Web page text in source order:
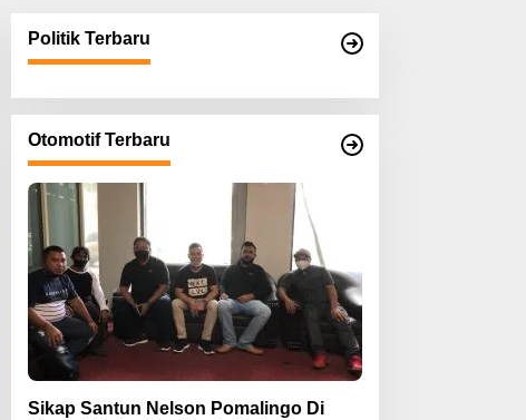
Politik Terbaru
Otomotif Terbaru
Sikap Santun Nelson Pomalingo Di